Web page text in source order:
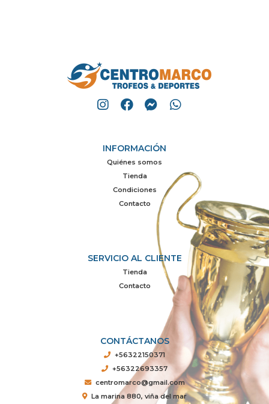
INFORMACIÓN
Quiénes somos
Tienda
Condiciones
Contacto
SERVICIO AL CLIENTE
Tienda
Contacto
CONTÁCTANOS
+56322150371
+56322693357
centromarco@gmail.com
La marina 880, viña del mar